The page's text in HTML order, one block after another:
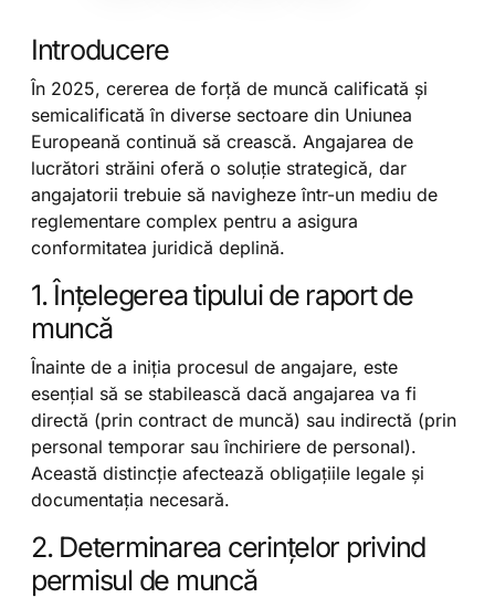
Introducere
În 2025, cererea de forță de muncă calificată și
semicalificată în diverse sectoare din Uniunea
Europeană continuă să crească. Angajarea de
lucrători străini oferă o soluție strategică, dar
angajatorii trebuie să navigheze într-un mediu de
reglementare complex pentru a asigura
conformitatea juridică deplină.
1. Înțelegerea tipului de raport de
muncă
Înainte de a iniția procesul de angajare, este
esențial să se stabilească dacă angajarea va fi
directă (prin contract de muncă) sau indirectă (prin
personal temporar sau închiriere de personal).
Această distincție afectează obligațiile legale și
documentația necesară.
2. Determinarea cerințelor privind
permisul de muncă